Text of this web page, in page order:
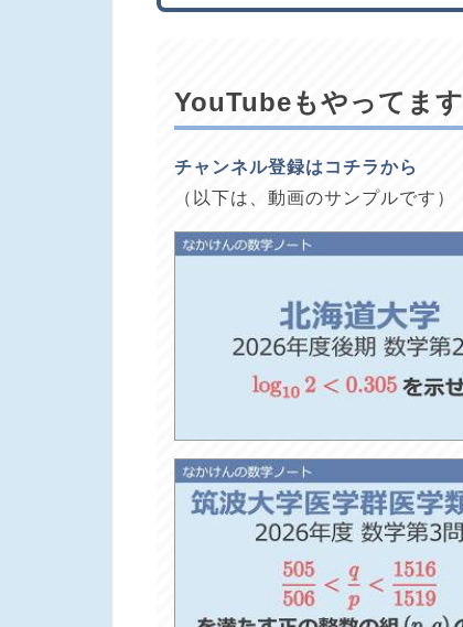
YouTubeもやってます
チャンネル登録はコチラから
（以下は、動画のサンプルです）